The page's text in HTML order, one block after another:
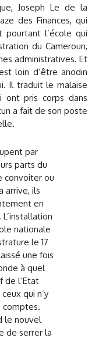
Joseph Le de la
des Finances, qui
pourtant l’école qui
du Cameroun,
administratives. Et
loin d’être anodin
Il traduit le malaise
ont pris corps dans
a fait de son poste